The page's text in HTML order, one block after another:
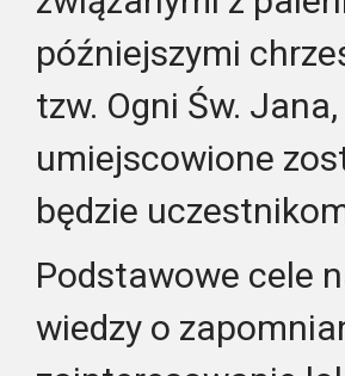
późniejszymi
tzw. Ogni Św.
umiejscowione
będzie
Podstawowe cele
wiedzy o